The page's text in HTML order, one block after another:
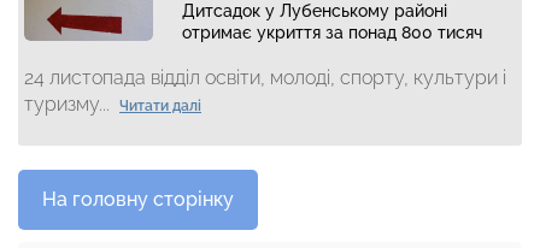
Дитсадок у Лубенському районі
отримає укриття за понад 800 тисяч
24 листопада відділ освіти, молоді, спорту, культури і
туризму...
Читати далі
На головну сторінку